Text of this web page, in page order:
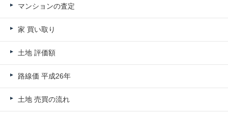
マンションの査定
家 買い取り
土地 評価額
路線価 平成26年
土地 売買の流れ